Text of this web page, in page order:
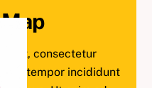
amet, consectetur
tempor incididunt